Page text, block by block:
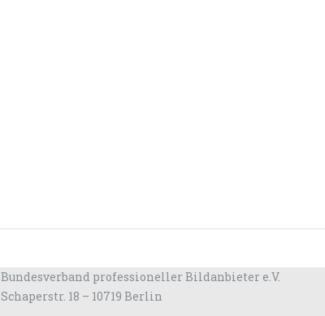
Bundesverband professioneller Bildanbieter e.V.
Schaperstr. 18 – 10719 Berlin